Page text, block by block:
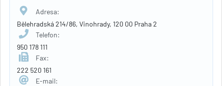
Adresa:
Bělehradská 214/86, Vinohrady, 120 00 Praha 2
Telefon:
950 178 111
Fax:
222 520 161
E-mail: